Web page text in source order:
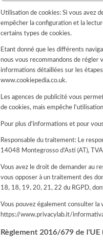
Utilisation de cookies: Si vous avez
empêcher la configuration et la
certains types de cookies.
Etant donné que les différents
nous vous recommandons de régler
informations détaillées sur les
www.cookiepedia.co.uk.
Les agences de publicité vous
de cookies, mais empêche
Pour plus d'informations et pour
Responsable du traitement: Le
14048 Montegrosso d'Asti (AT),
Vous avez le droit de demander au
vous opposer à un traitement des
18, 18, 19, 20, 21, 22 du RGPD,
Vous pouvez également consulter
https://www.privacylab.it/
Règlement 2016/679 de